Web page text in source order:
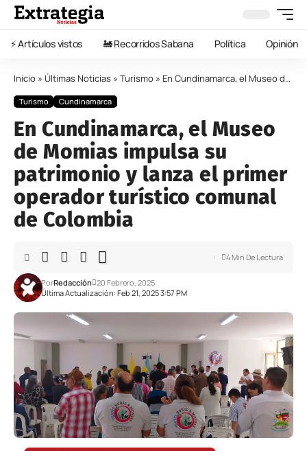
⚡️ Artículos vistos 🚂 Recorridos Sabana Política Opinión
Inicio » Últimas Noticias » Turismo » En Cundinamarca, el Museo de Momias impulsa su patrimonio y lanza el primer operador turístico comunal de Colombia
Turismo Cundinamarca
En Cundinamarca, el Museo
de Momias impulsa su
patrimonio y lanza el primer
operador turístico comunal
de Colombia
Última Actualización: Feb 21, 2025 3:57 PM
PorRedacción 20 Febrero, 2025
4 Min De Lectura